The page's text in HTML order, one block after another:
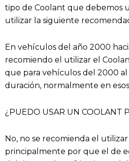
tipo de Coolant que debemos
utilizar la siguiente
En vehículos del año 2000
recomiendo el utilizar el
que para vehículos del 2000
duración, normalmente en
¿PUEDO USAR UN COOLANT
No, no se recomienda el
principalmente por que el de